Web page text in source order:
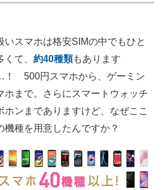
いスマホは格安SIMの中でもひと
くて、 約40種類もあります
500円スマホから、ゲーミン
ホまで。さらにスマートウォッチ
ホンまでありますけど、なぜここ
機種を用意したんですか？